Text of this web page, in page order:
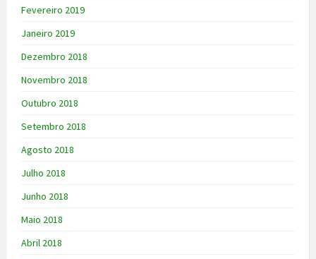
Fevereiro 2019
Janeiro 2019
Dezembro 2018
Novembro 2018
Outubro 2018
Setembro 2018
Agosto 2018
Julho 2018
Junho 2018
Maio 2018
Abril 2018